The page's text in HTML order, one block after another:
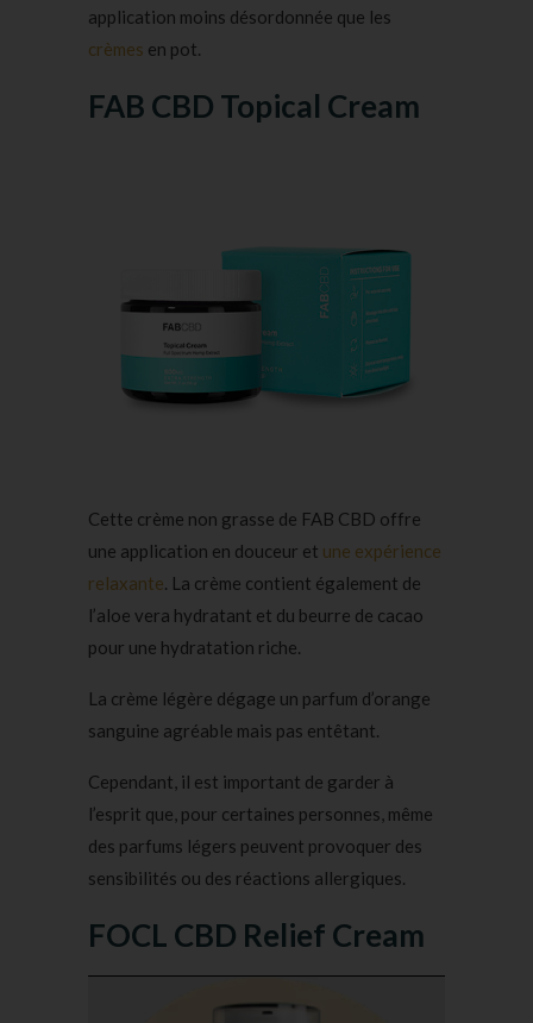
application moins désordonnée que les
crèmes en pot.
FAB CBD Topical Cream
Cette crème non grasse de FAB CBD offre
une application en douceur et une expérience
relaxante. La crème contient également de
l’aloe vera hydratant et du beurre de cacao
pour une hydratation riche.
La crème légère dégage un parfum d’orange
sanguine agréable mais pas entêtant.
Cependant, il est important de garder à
l’esprit que, pour certaines personnes, même
des parfums légers peuvent provoquer des
sensibilités ou des réactions allergiques.
FOCL CBD Relief Cream